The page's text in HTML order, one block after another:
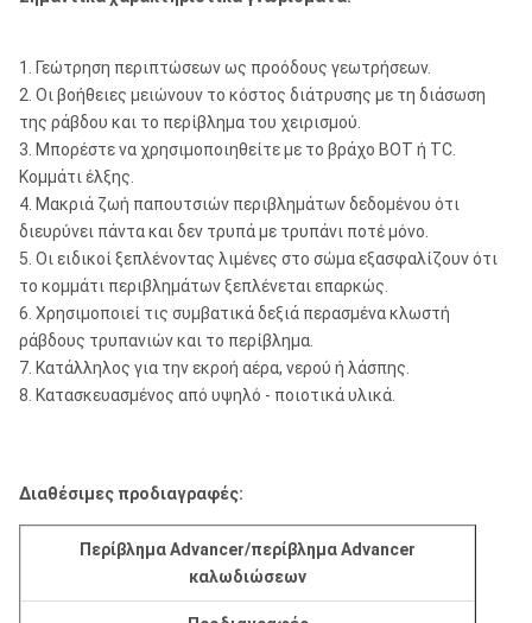
1. Γεώτρηση περιπτώσεων ως προόδους γεωτρήσεων.
2. Οι βοήθειες μειώνουν το κόστος διάτρυσης με τη διάσωση
της ράβδου και το περίβλημα του χειρισμού.
3. Μπορέστε να χρησιμοποιηθείτε με το βράχο BOT ή TC.
Κομμάτι έλξης.
4. Μακριά ζωή παπουτσιών περιβλημάτων δεδομένου ότι
διευρύνει πάντα και δεν τρυπά με τρυπάνι ποτέ μόνο.
5. Οι ειδικοί ξεπλένοντας λιμένες στο σώμα εξασφαλίζουν ότι
το κομμάτι περιβλημάτων ξεπλένεται επαρκώς.
6. Χρησιμοποιεί τις συμβατικά δεξιά περασμένα κλωστή
ράβδους τρυπανιών και το περίβλημα.
7. Κατάλληλος για την εκροή αέρα, νερού ή λάσπης.
8. Κατασκευασμένος από υψηλό - ποιοτικά υλικά.
Διαθέσιμες προδιαγραφές:
Περίβλημα Advancer/περίβλημα Advancer
καλωδιώσεων